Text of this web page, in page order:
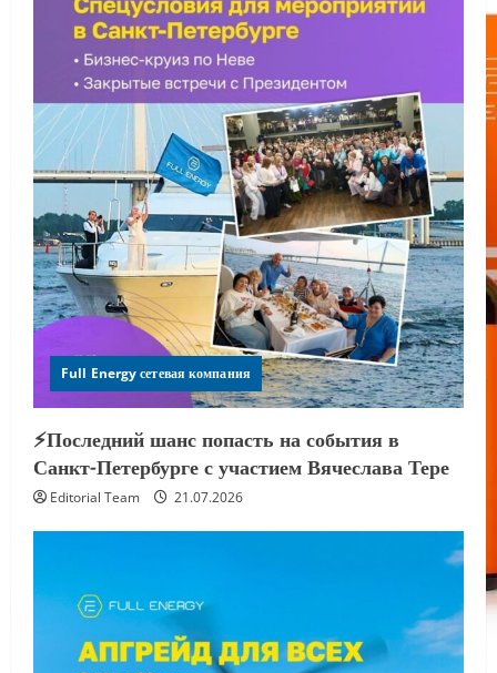
Full Energy сетевая компания
⚡️Последний шанс попасть на события в
Санкт-Петербурге с участием Вячеслава Тере
Editorial Team 21.07.2026